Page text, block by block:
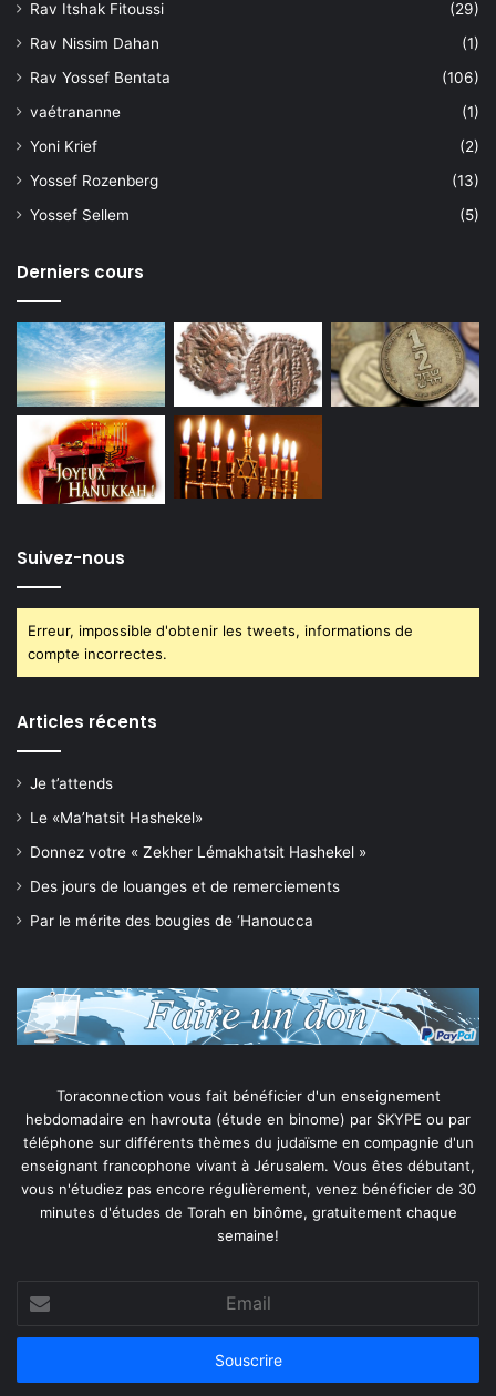
Rav Itshak Fitoussi
(29)
Rav Nissim Dahan
(1)
Rav Yossef Bentata
(106)
vaétrananne
(1)
Yoni Krief
(2)
Yossef Rozenberg
(13)
Yossef Sellem
(5)
Derniers cours
Suivez-nous
Erreur, impossible d'obtenir les tweets, informations de
compte incorrectes.
Articles récents
Je t’attends
Le «Ma’hatsit Hashekel»
Donnez votre « Zekher Lémakhatsit Hashekel »
Des jours de louanges et de remerciements
Par le mérite des bougies de ‘Hanoucca
Toraconnection vous fait bénéficier d'un enseignement
hebdomadaire en havrouta (étude en binome) par SKYPE ou par
téléphone sur différents thèmes du judaïsme en compagnie d'un
enseignant francophone vivant à Jérusalem. Vous êtes débutant,
vous n'étudiez pas encore régulièrement, venez bénéficier de 30
minutes d'études de Torah en binôme, gratuitement chaque
semaine!